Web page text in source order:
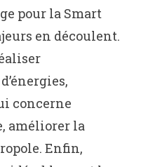
pour la Smart
en découlent.
concerne
améliorer la
Enfin,